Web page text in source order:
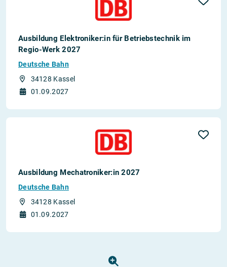
Ausbildung Elektroniker:in für Betriebstechnik im
Regio-Werk 2027
Deutsche Bahn
34128 Kassel
01.09.2027
Ausbildung Mechatroniker:in 2027
Deutsche Bahn
34128 Kassel
01.09.2027